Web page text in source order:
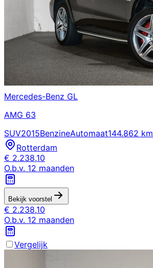
Mercedes-Benz GL
AMG 63
SUV2015BenzineAutomaat144.862 km
Rotterdam
€ 2.238,10
O.b.v. 12 maanden
Bekijk voorstel
€ 2.238,10
O.b.v. 12 maanden
Vergelijk